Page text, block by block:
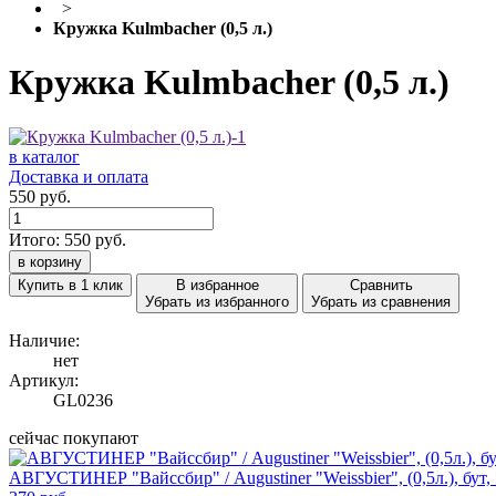
>
Кружка Kulmbacher (0,5 л.)
Кружка Kulmbacher (0,5 л.)
в каталог
Доставка и оплата
550 руб.
Итого: 550 руб.
в корзину
Купить в 1 клик
В избранное
Убрать из избранного
Сравнить
Убрать из сравнения
Наличие:
нет
Артикул:
GL0236
сейчас покупают
АВГУСТИНЕР "Вайссбир" / Augustiner "Weissbier", (0,5л.), бут,